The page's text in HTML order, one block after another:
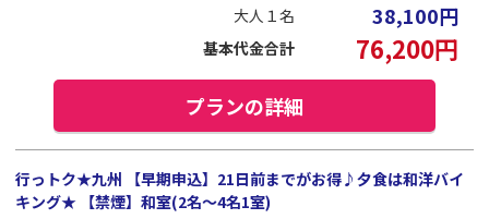
大人１名 38,100円
基本代金合計 76,200円
プランの詳細
行っトク★九州 【早期申込】21日前までがお得♪夕食は和洋バイ
キング★ 【禁煙】和室(2名～4名1室)